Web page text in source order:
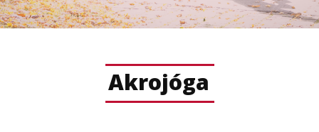
Akrojóga